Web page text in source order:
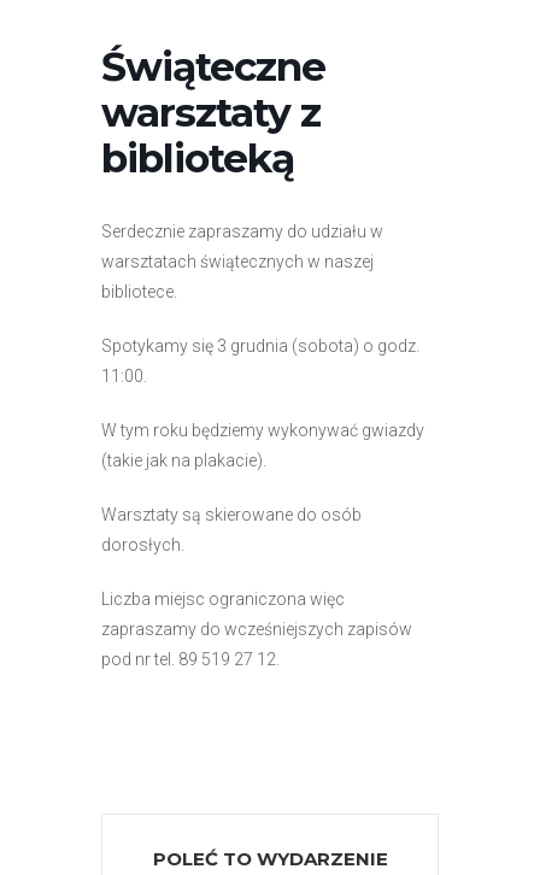
Świąteczne
warsztaty z
biblioteką
Serdecznie zapraszamy do udziału w
warsztatach świątecznych w naszej
bibliotece.
Spotykamy się 3 grudnia (sobota) o godz.
11:00.
W tym roku będziemy wykonywać gwiazdy
(takie jak na plakacie).
Warsztaty są skierowane do osób
dorosłych.
Liczba miejsc ograniczona więc
zapraszamy do wcześniejszych zapisów
pod nr tel. 89 519 27 12.
POLEĆ TO WYDARZENIE